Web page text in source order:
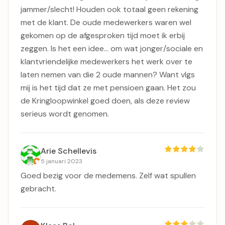
jammer/slecht! Houden ook totaal geen rekening
met de klant. De oude medewerkers waren wel
gekomen op de afgesproken tijd moet ik erbij
zeggen. Is het een idee... om wat jonger/sociale en
klantvriendelijke medewerkers het werk over te
laten nemen van die 2 oude mannen? Want vlgs
mij is het tijd dat ze met pensioen gaan. Het zou
de Kringloopwinkel goed doen, als deze review
serieus wordt genomen.
Arie Schellevis
5 januari 2023
Goed bezig voor de medemens. Zelf wat spullen
gebracht.